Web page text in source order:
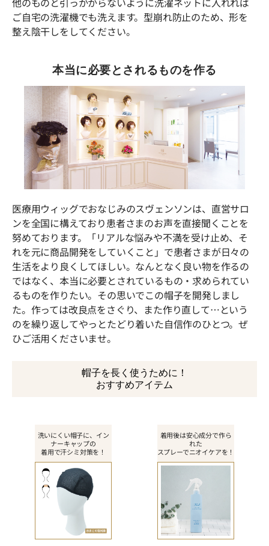
ご自宅の洗濯機でも洗えます。型崩れ防止のため、形を
整え陰干しをしてください。
本当に必要とされるものを作る
医療用ウィッグでおなじみのスヴェンソンは、直営サロ
ンを全国に構えており患者さまのお声を直接聞くことを
努めております。「リアルな悩みや不満を受け止め、そ
れを元に商品開発をしていくこと」で患者さまが日々の
生活をより良くしてほしい。なんとなく良い物を作るの
ではなく、本当に必要とされているもの・求められてい
るものを作りたい。その思いでこの帽子を開発しまし
た。作っては改良点をさぐり、また作り直して…という
のを繰り返してやっとたどり着いた自信作のひとつ。ぜ
ひご活用くださいませ。
帽子を長く使うために！
おすすめアイテム
洗いにくい帽子に、イン
ナーキャップの
着用で汗シミ対策を！
着用後は安心成分で作ら
れた
スプレーでニオイケアを！